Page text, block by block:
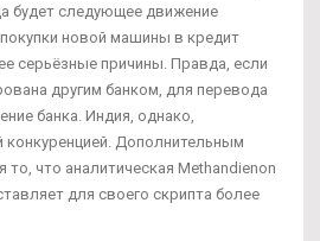
будет следующее движение
новой машины в кредит
серьёзные причины. Правда, если
другим банком, для перевода
банка. Индия, однако,
конкуренцией. Дополнительным
что аналитическая Methandienon
для своего скрипта более